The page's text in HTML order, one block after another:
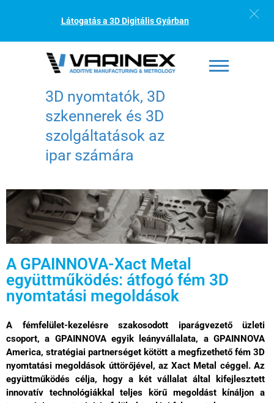
Látogatás a 3D Digitális Gyárban
3D nyomtatók, 3D
szkennerek és 3D
szolgáltatások az
ipar számára
A GPAINNOVA-Xact Metal
együttműködés: átfogó fém 3D
nyomtatási megoldások
A fémfelület-kezelésre szakosodott iparágvezető üzleti
csoport, a GPAINNOVA egyik leányvállalata, aGPAINNOVA
America, stratégiai partnerséget kötött a megfizethető fém 3D
nyomtatási megoldások úttörőjével, az Xact Metal céggel. Az
együttműködés célja, hogy a két vállalat által kifejlesztett
innovatív technológiákkal teljes körű megoldást kínáljon a